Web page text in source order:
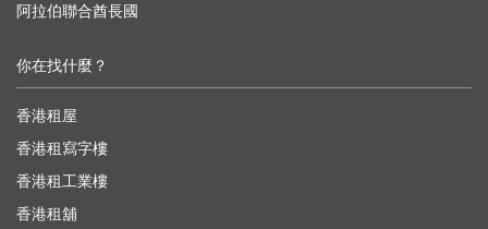
阿拉伯聯合酋長國
你在找什麼？
香港租屋
香港租寫字樓
香港租工業樓
香港租舖